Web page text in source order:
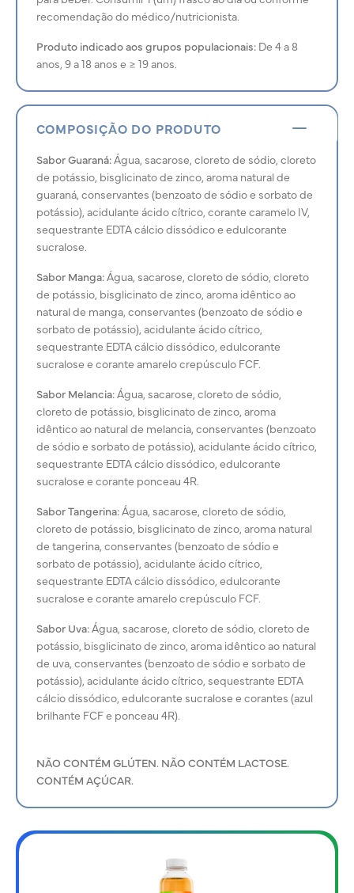
recomendação do médico/nutricionista.
Produto indicado aos grupos populacionais: De 4 a 8
anos, 9 a 18 anos e ≥ 19 anos.
COMPOSIÇÃO DO PRODUTO
Sabor Guaraná:Água, sacarose, cloreto de sódio, cloreto
de potássio, bisglicinato de zinco, aroma natural de
guaraná, conservantes (benzoato de sódio e sorbato de
potássio), acidulante ácido cítrico, corante caramelo IV,
sequestrante EDTA cálcio dissódico e edulcorante
sucralose.
Sabor Manga:Água, sacarose, cloreto de sódio, cloreto
de potássio, bisglicinato de zinco, aroma idêntico ao
natural de manga, conservantes (benzoato de sódio e
sorbato de potássio), acidulante ácido cítrico,
sequestrante EDTA cálcio dissódico, edulcorante
sucralose e corante amarelo crepúsculo FCF.
Sabor Melancia:Água, sacarose, cloreto de sódio,
cloreto de potássio, bisglicinato de zinco, aroma
idêntico ao natural de melancia, conservantes (benzoato
de sódio e sorbato de potássio), acidulante ácido cítrico,
sequestrante EDTA cálcio dissódico, edulcorante
sucralose e corante ponceau 4R.
Sabor Tangerina:Água, sacarose, cloreto de sódio,
cloreto de potássio, bisglicinato de zinco, aroma natural
de tangerina, conservantes (benzoato de sódio e
sorbato de potássio), acidulante ácido cítrico,
sequestrante EDTA cálcio dissódico, edulcorante
sucralose e corante amarelo crepúsculo FCF.
Sabor Uva:Água, sacarose, cloreto de sódio, cloreto de
potássio, bisglicinato de zinco, aroma idêntico ao natural
de uva, conservantes (benzoato de sódio e sorbato de
potássio), acidulante ácido cítrico, sequestrante EDTA
cálcio dissódico, edulcorante sucralose e corantes (azul
brilhante FCF e ponceau 4R).
NÃO CONTÉM GLÚTEN. NÃO CONTÉM LACTOSE.
CONTÉM AÇÚCAR.